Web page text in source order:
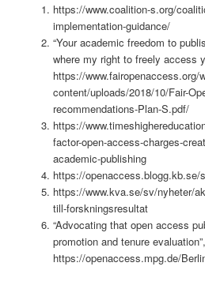
https://www.coalition-s.org/
implementation-guidance/
“Your academic freedom to
where my right to freely access
https://www.fairopenaccess.org/
content/uploads/2018/10/Fair-
recommendations-Plan-S.pdf/
https://
factor-open-access-charges-
academic-publishing
https://openaccess.blogg.kb.se/
https://www.kva.se/sv/nyheter/
till-forskningsresultat
“Advocating that open access
promotion and tenure evaluation”,
https://openaccess.mpg.de/